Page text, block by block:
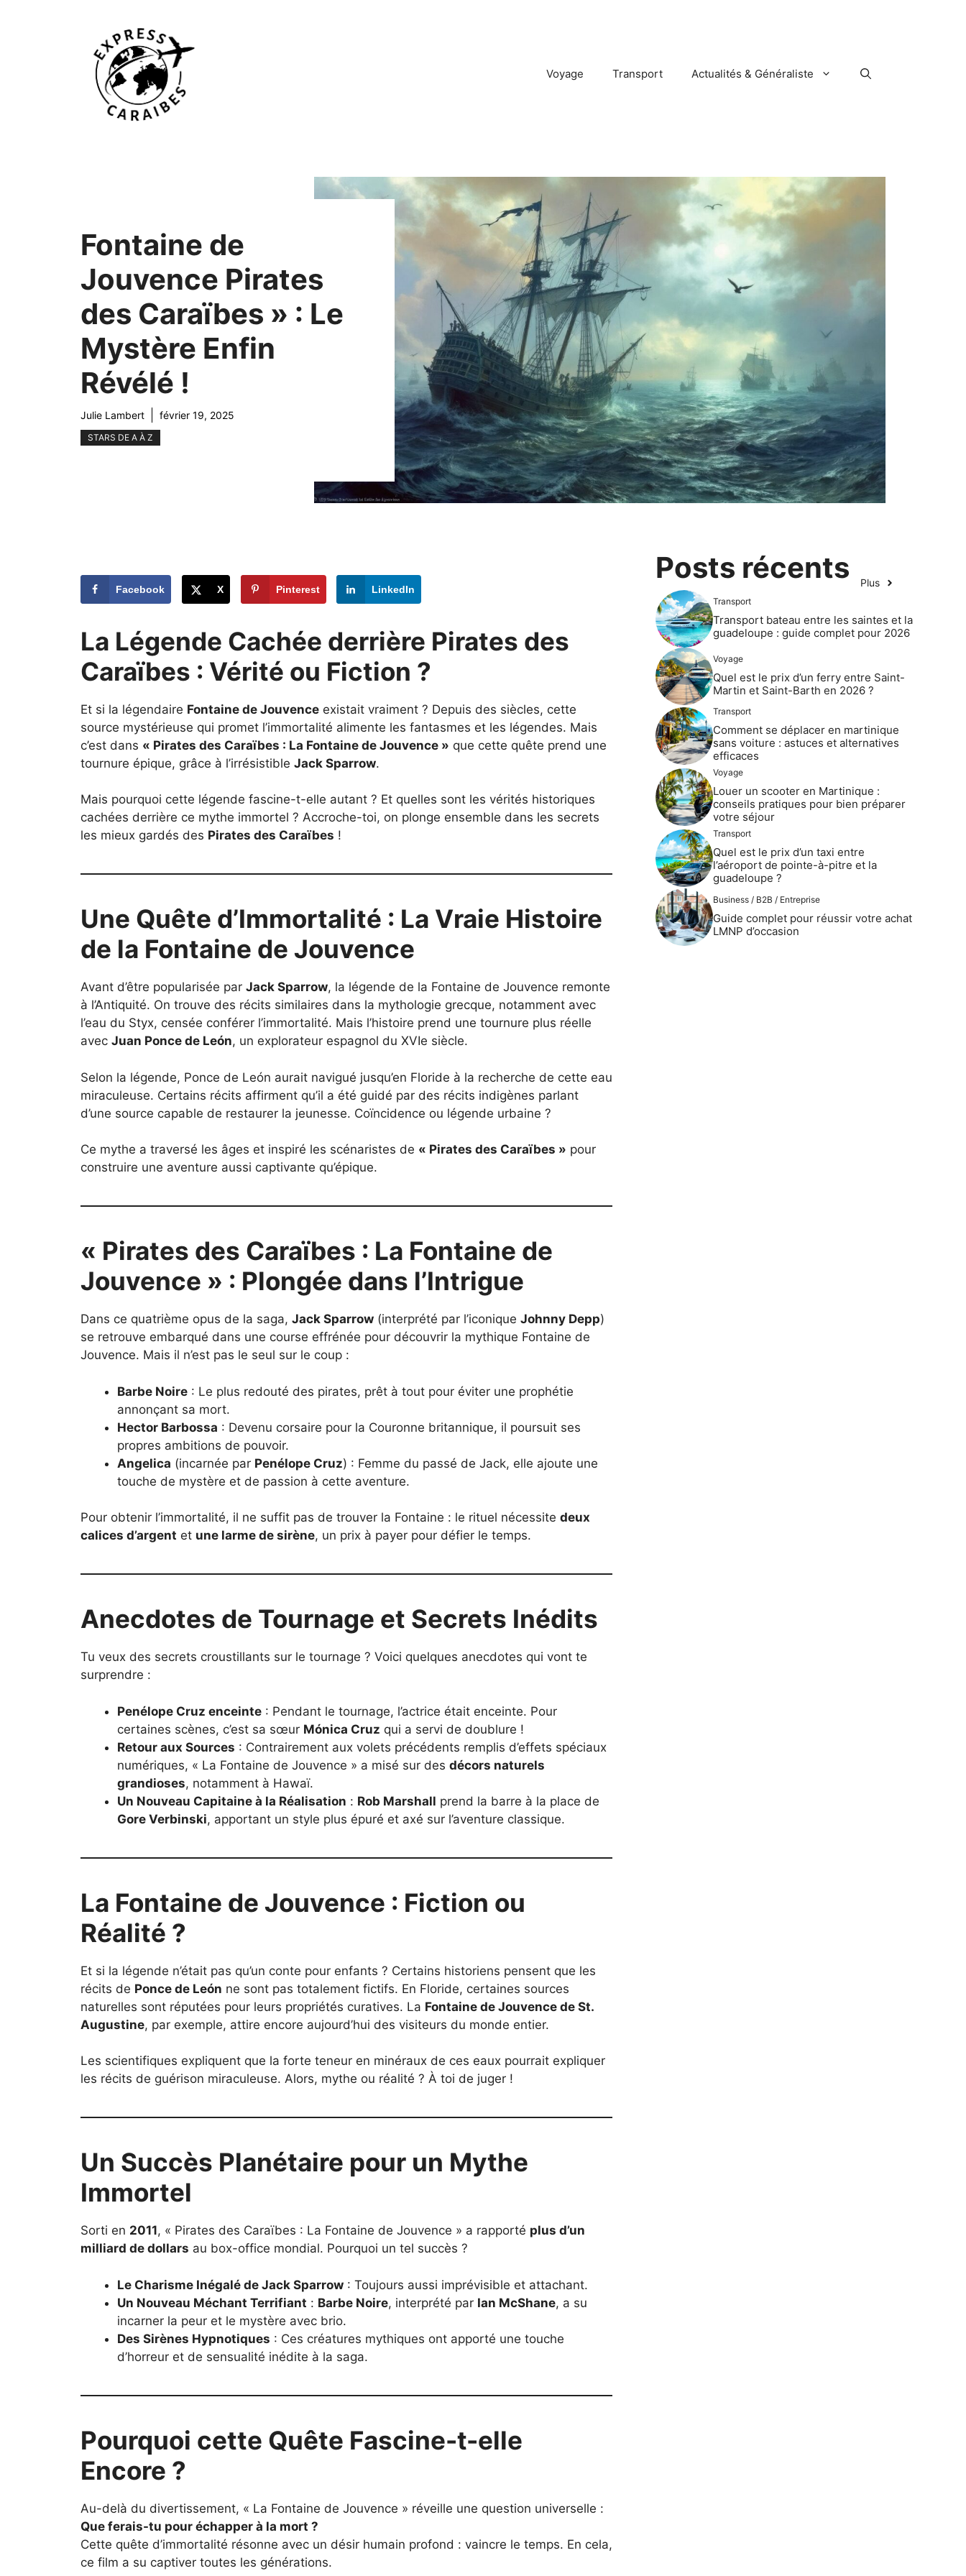
Voyage Transport Actualités & Généraliste
Fontaine de
Jouvence Pirates
des Caraïbes » : Le
Mystère Enfin
Révélé !
Julie Lambert février 19, 2025
STARS DE A À Z
Facebook X Pinterest LinkedIn
La Légende Cachée derrière Pirates des
Caraïbes : Vérité ou Fiction ?
Et si la légendaire Fontaine de Jouvence existait vraiment ? Depuis des siècles, cette
source mystérieuse qui promet l’immortalité alimente les fantasmes et les légendes. Mais
c’est dans « Pirates des Caraïbes : La Fontaine de Jouvence » que cette quête prend une
tournure épique, grâce à l’irrésistible Jack Sparrow.
Mais pourquoi cette légende fascine-t-elle autant ? Et quelles sont les vérités historiques
cachées derrière ce mythe immortel ? Accroche-toi, on plonge ensemble dans les secrets
les mieux gardés des Pirates des Caraïbes !
Une Quête d’Immortalité : La Vraie Histoire
de la Fontaine de Jouvence
Avant d’être popularisée par Jack Sparrow, la légende de la Fontaine de Jouvence remonte
à l’Antiquité. On trouve des récits similaires dans la mythologie grecque, notamment avec
l’eau du Styx, censée conférer l’immortalité. Mais l’histoire prend une tournure plus réelle
avec Juan Ponce de León, un explorateur espagnol du XVIe siècle.
Selon la légende, Ponce de León aurait navigué jusqu’en Floride à la recherche de cette eau
miraculeuse. Certains récits affirment qu’il a été guidé par des récits indigènes parlant
d’une source capable de restaurer la jeunesse. Coïncidence ou légende urbaine ?
Ce mythe a traversé les âges et inspiré les scénaristes de « Pirates des Caraïbes » pour
construire une aventure aussi captivante qu’épique.
« Pirates des Caraïbes : La Fontaine de
Jouvence » : Plongée dans l’Intrigue
Dans ce quatrième opus de la saga, Jack Sparrow (interprété par l’iconique Johnny Depp)
se retrouve embarqué dans une course effrénée pour découvrir la mythique Fontaine de
Jouvence. Mais il n’est pas le seul sur le coup :
Barbe Noire : Le plus redouté des pirates, prêt à tout pour éviter une prophétie
annonçant sa mort.
Hector Barbossa : Devenu corsaire pour la Couronne britannique, il poursuit ses
propres ambitions de pouvoir.
Angelica (incarnée par Penélope Cruz) : Femme du passé de Jack, elle ajoute une
touche de mystère et de passion à cette aventure.
Pour obtenir l’immortalité, il ne suffit pas de trouver la Fontaine : le rituel nécessite deux
calices d’argent et une larme de sirène, un prix à payer pour défier le temps.
Anecdotes de Tournage et Secrets Inédits
Tu veux des secrets croustillants sur le tournage ? Voici quelques anecdotes qui vont te
surprendre :
Penélope Cruz enceinte : Pendant le tournage, l’actrice était enceinte. Pour
certaines scènes, c’est sa sœur Mónica Cruz qui a servi de doublure !
Retour aux Sources : Contrairement aux volets précédents remplis d’effets spéciaux
numériques, « La Fontaine de Jouvence » a misé sur des décors naturels
grandioses, notamment à Hawaï.
Un Nouveau Capitaine à la Réalisation : Rob Marshall prend la barre à la place de
Gore Verbinski, apportant un style plus épuré et axé sur l’aventure classique.
La Fontaine de Jouvence : Fiction ou
Réalité ?
Et si la légende n’était pas qu’un conte pour enfants ? Certains historiens pensent que les
récits de Ponce de León ne sont pas totalement fictifs. En Floride, certaines sources
naturelles sont réputées pour leurs propriétés curatives. La Fontaine de Jouvence de St.
Augustine, par exemple, attire encore aujourd’hui des visiteurs du monde entier.
Les scientifiques expliquent que la forte teneur en minéraux de ces eaux pourrait expliquer
les récits de guérison miraculeuse. Alors, mythe ou réalité ? À toi de juger !
Un Succès Planétaire pour un Mythe
Immortel
Sorti en 2011, « Pirates des Caraïbes : La Fontaine de Jouvence » a rapporté plus d’un
milliard de dollars au box-office mondial. Pourquoi un tel succès ?
Le Charisme Inégalé de Jack Sparrow : Toujours aussi imprévisible et attachant.
Un Nouveau Méchant Terrifiant : Barbe Noire, interprété par Ian McShane, a su
incarner la peur et le mystère avec brio.
Des Sirènes Hypnotiques : Ces créatures mythiques ont apporté une touche
d’horreur et de sensualité inédite à la saga.
Pourquoi cette Quête Fascine-t-elle
Encore ?
Au-delà du divertissement, « La Fontaine de Jouvence » réveille une question universelle :
Que ferais-tu pour échapper à la mort ?
Cette quête d’immortalité résonne avec un désir humain profond : vaincre le temps. En cela,
ce film a su captiver toutes les générations.
Posts récents Plus
Transport
Transport bateau entre les saintes et la
guadeloupe : guide complet pour 2026
Voyage
Quel est le prix d’un ferry entre Saint-
Martin et Saint-Barth en 2026 ?
Transport
Comment se déplacer en martinique
sans voiture : astuces et alternatives
efficaces
Voyage
Louer un scooter en Martinique :
conseils pratiques pour bien préparer
votre séjour
Transport
Quel est le prix d’un taxi entre
l’aéroport de pointe-à-pitre et la
guadeloupe ?
Business / B2B / Entreprise
Guide complet pour réussir votre achat
LMNP d’occasion